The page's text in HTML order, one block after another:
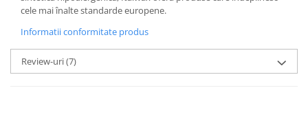
cele mai înalte standarde europene.
Informatii conformitate produs
Review-uri(7)